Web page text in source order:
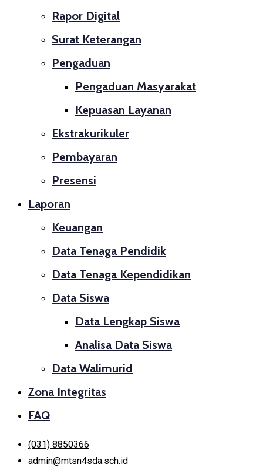
Rapor Digital
Surat Keterangan
Pengaduan
Pengaduan Masyarakat
Kepuasan Layanan
Ekstrakurikuler
Pembayaran
Presensi
Laporan
Keuangan
Data Tenaga Pendidik
Data Tenaga Kependidikan
Data Siswa
Data Lengkap Siswa
Analisa Data Siswa
Data Walimurid
Zona Integritas
FAQ
(031) 8850366
admin@mtsn4sda.sch.id